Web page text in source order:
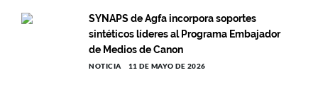
SYNAPS de Agfa incorpora soportes
sintéticos líderes al Programa Embajador
de Medios de Canon
NOTICIA 11 DE MAYO DE 2026